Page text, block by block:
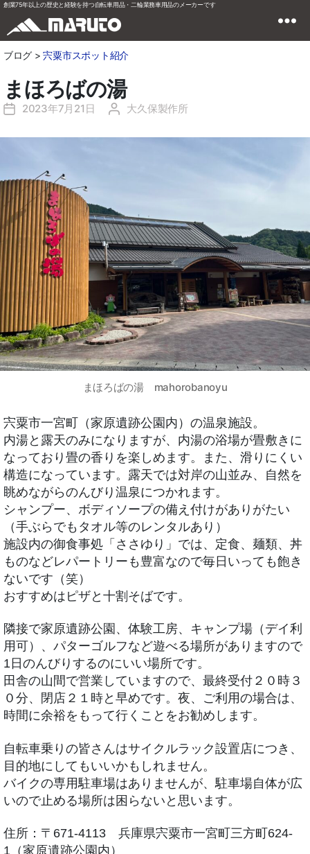
創業75年以上の歴史と経験を持つ自転車用品・二輪業務車用品のメーカーです
ブログ >宍粟市スポット紹介
まほろばの湯
投
日
2023年7月21日
投
者
大久保製作所
まほろばの湯 mahorobanoyu
宍粟市一宮町（家原遺跡公園内）の温泉施設。
内湯と露天のみになりますが、内湯の浴場が畳敷きに
なっており畳の香りを楽しめます。また、滑りにくい
構造になっています。露天では対岸の山並み、自然を
眺めながらのんびり温泉につかれます。
シャンプー、ボディソープの備え付けがありがたい
（手ぶらでもタオル等のレンタルあり）
施設内の御食事処「ささゆり」では、定食、麺類、丼
ものなどレパートリーも豊富なので毎日いっても飽き
ないです（笑）
おすすめはピザと十割そばです。
隣接で家原遺跡公園、体験工房、キャンプ場（デイ利
用可）、パターゴルフなど遊べる場所がありますので
1日のんびりするのにいい場所です。
田舎の山間で営業していますので、最終受付２０時３
０分、閉店２１時と早めです。夜、ご利用の場合は、
時間に余裕をもって行くことをお勧めします。
自転車乗りの皆さんはサイクルラック設置店につき、
目的地にしてもいいかもしれません。
バイクの専用駐車場はありませんが、駐車場自体が広
いので止める場所は困らないと思います。
住所：〒671-4113 兵庫県宍粟市一宮町三方町624-
1（家原遺跡公園内）